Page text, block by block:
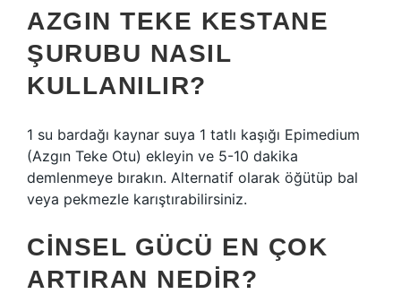
AZGIN TEKE KESTANE
ŞURUBU NASIL
KULLANILIR?
1 su bardağı kaynar suya 1 tatlı kaşığı Epimedium
(Azgın Teke Otu) ekleyin ve 5-10 dakika
demlenmeye bırakın. Alternatif olarak öğütüp bal
veya pekmezle karıştırabilirsiniz.
CINSEL GÜCÜ EN ÇOK
ARTIRAN NEDIR?